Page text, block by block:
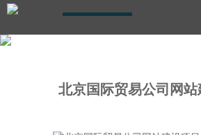
CASE SHOW
北京国际贸易公司网站